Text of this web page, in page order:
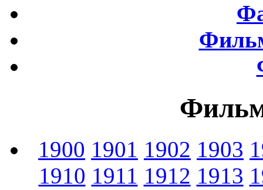
1900 1901 1902 1903
1910 1911 1912 1913